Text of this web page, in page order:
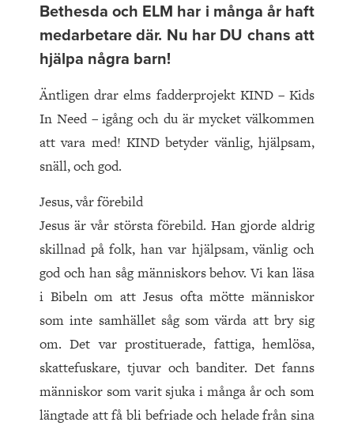
Bethesda och ELM har i många år haft
medarbetare där. Nu har DU chans att
hjälpa några barn!
Äntligen drar elms fadderprojekt KIND – Kids
In Need – igång och du är mycket välkommen
att vara med! KIND betyder vänlig, hjälpsam,
snäll, och god.
Jesus, vår förebild
Jesus är vår största förebild. Han gjorde aldrig
skillnad på folk, han var hjälpsam, vänlig och
god och han såg människors behov. Vi kan läsa
i Bibeln om att Jesus ofta mötte människor
som inte samhället såg som värda att bry sig
om. Det var prostituerade, fattiga, hemlösa,
skattefuskare, tjuvar och banditer. Det fanns
människor som varit sjuka i många år och som
längtade att få bli befriade och helade från sina